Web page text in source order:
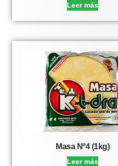
Leer más
Masa Nº4 (1kg)
Leer más